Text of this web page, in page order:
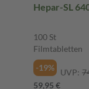
Hepar-SL
100 St
Filmtabletten
-19%
UVP:
59,95 €